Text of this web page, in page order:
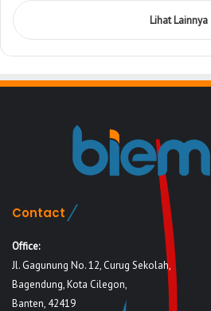
Lihat Lainnya
Contact
Office:
Jl. Gagunung No. 12, Curug Sekolah,
Bagendung, Kota Cilegon,
Banten, 42419